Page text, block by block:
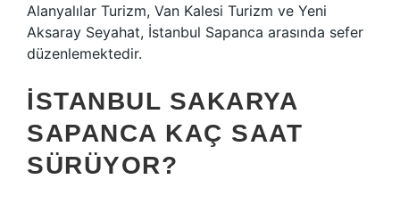
Alanyalılar Turizm, Van Kalesi Turizm ve Yeni
Aksaray Seyahat, İstanbul Sapanca arasında sefer
düzenlemektedir.
İSTANBUL SAKARYA
SAPANCA KAÇ SAAT
SÜRÜYOR?